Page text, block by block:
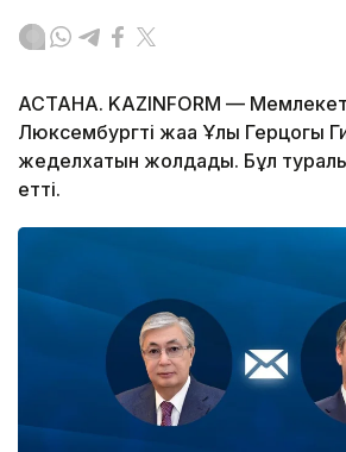
АСТАНА. KAZINFORM —
Люксембургтің жаңа Ұлы Герцогы
жеделхатын жолдады. Бұл
етті.